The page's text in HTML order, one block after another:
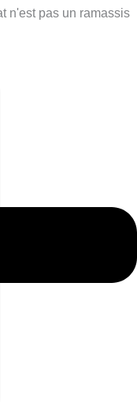
n'est pas un ramassis